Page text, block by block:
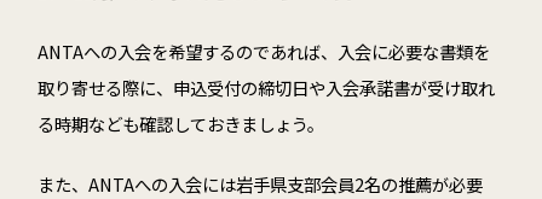
ANTAへの入会を希望するのであれば、入会に必要な書類を
取り寄せる際に、申込受付の締切日や入会承諾書が受け取れ
る時期なども確認しておきましょう。
また、ANTAへの入会には岩手県支部会員2名の推薦が必要